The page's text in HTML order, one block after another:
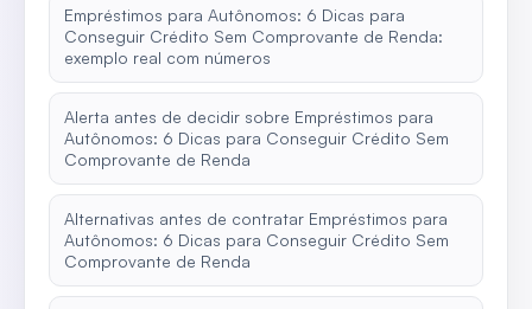
Empréstimos para Autônomos: 6 Dicas para
Conseguir Crédito Sem Comprovante de Renda:
exemplo real com números
Alerta antes de decidir sobre Empréstimos para
Autônomos: 6 Dicas para Conseguir Crédito Sem
Comprovante de Renda
Alternativas antes de contratar Empréstimos para
Autônomos: 6 Dicas para Conseguir Crédito Sem
Comprovante de Renda